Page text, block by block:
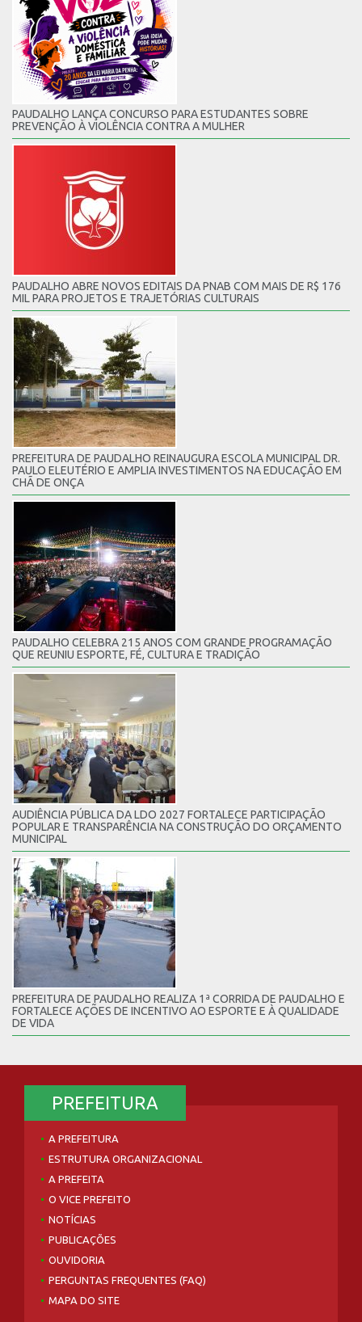
PAUDALHO LANÇA CONCURSO PARA ESTUDANTES SOBRE
PREVENÇÃO À VIOLÊNCIA CONTRA A MULHER
PAUDALHO ABRE NOVOS EDITAIS DA PNAB COM MAIS DE R$ 176
MIL PARA PROJETOS E TRAJETÓRIAS CULTURAIS
PREFEITURA DE PAUDALHO REINAUGURA ESCOLA MUNICIPAL DR.
PAULO ELEUTÉRIO E AMPLIA INVESTIMENTOS NA EDUCAÇÃO EM
CHÃ DE ONÇA
PAUDALHO CELEBRA 215 ANOS COM GRANDE PROGRAMAÇÃO
QUE REUNIU ESPORTE, FÉ, CULTURA E TRADIÇÃO
AUDIÊNCIA PÚBLICA DA LDO 2027 FORTALECE PARTICIPAÇÃO
POPULAR E TRANSPARÊNCIA NA CONSTRUÇÃO DO ORÇAMENTO
MUNICIPAL
PREFEITURA DE PAUDALHO REALIZA 1ª CORRIDA DE PAUDALHO E
FORTALECE AÇÕES DE INCENTIVO AO ESPORTE E À QUALIDADE
DE VIDA
PREFEITURA
A PREFEITURA
ESTRUTURA ORGANIZACIONAL
A PREFEITA
O VICE PREFEITO
NOTÍCIAS
PUBLICAÇÕES
OUVIDORIA
PERGUNTAS FREQUENTES (FAQ)
MAPA DO SITE